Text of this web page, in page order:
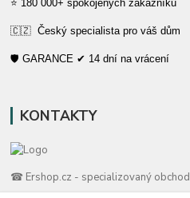
⭐ 180 000+ spokojených zákazníků
🇨🇿 Český specialista pro váš dům
🛡️ GARANCE ✔ 14 dní na vrácení
KONTAKTY
☎ Ershop.cz - specializovaný obchod